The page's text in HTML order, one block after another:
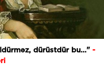
dürüstdür bu..." -